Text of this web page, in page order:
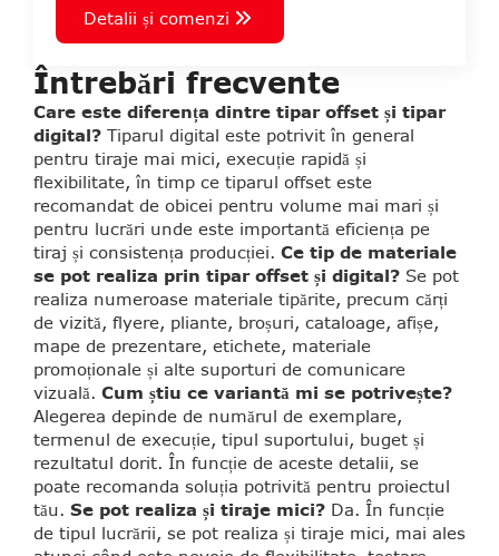
Detalii și comenzi
Întrebări frecvente
Care este diferența dintre tipar offset și tipar
digital? Tiparul digital este potrivit în general
pentru tiraje mai mici, execuție rapidă și
flexibilitate, în timp ce tiparul offset este
recomandat de obicei pentru volume mai mari și
pentru lucrări unde este importantă eficiența pe
tiraj și consistența producției. Ce tip de materiale
se pot realiza prin tipar offset și digital? Se pot
realiza numeroase materiale tipărite, precum cărți
de vizită, flyere, pliante, broșuri, cataloage, afișe,
mape de prezentare, etichete, materiale
promoționale și alte suporturi de comunicare
vizuală. Cum știu ce variantă mi se potrivește?
Alegerea depinde de numărul de exemplare,
termenul de execuție, tipul suportului, buget și
rezultatul dorit. În funcție de aceste detalii, se
poate recomanda soluția potrivită pentru proiectul
tău. Se pot realiza și tiraje mici? Da. În funcție
de tipul lucrării, se pot realiza și tiraje mici, mai ales